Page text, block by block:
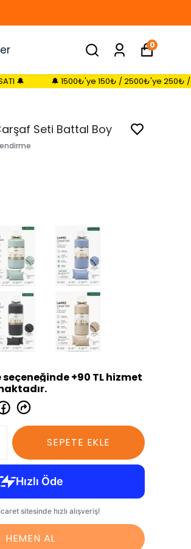
0
150₺ / 2500₺'ye 250₺ / 3500₺'ye 350₺
Seti Battal Boy
seçeneğinde +90 TL hizmet
SEPETE EKLE
HEMEN AL